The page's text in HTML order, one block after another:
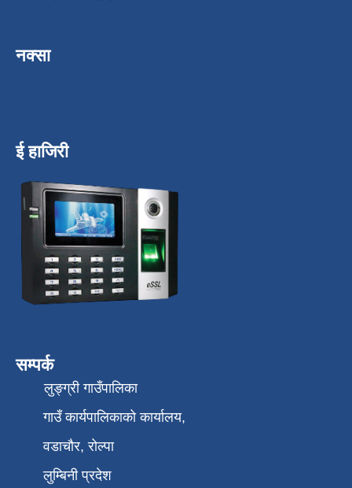
नक्सा
ई हाजिरी
सम्पर्क
लुङ्ग्री गाउँपालिका
गाउँ कार्यपालिकाको कार्यालय,
वडाचौर, रोल्पा
लुम्बिनी प्रदेश